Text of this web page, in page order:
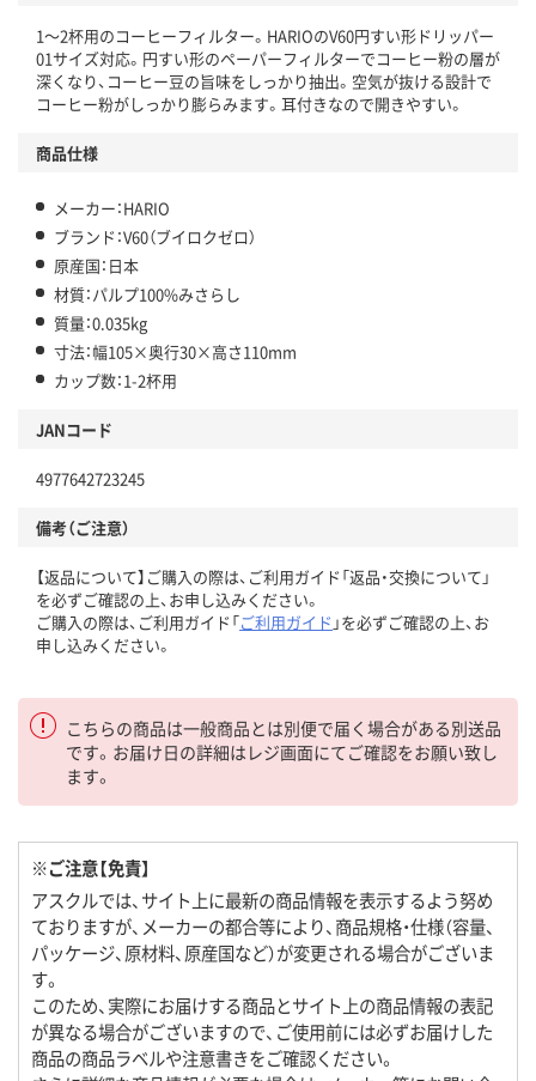
1～2杯用のコーヒーフィルター。HARIOのV60円すい形ドリッパー
01サイズ対応。円すい形のペーパーフィルターでコーヒー粉の層が
深くなり、コーヒー豆の旨味をしっかり抽出。空気が抜ける設計で
コーヒー粉がしっかり膨らみます。耳付きなので開きやすい。
商品仕様
メーカー：HARIO
ブランド：V60（ブイロクゼロ）
原産国：日本
材質：パルプ100%みさらし
質量：0.035kg
寸法：幅105×奥行30×高さ110mm
カップ数：1-2杯用
JANコード
4977642723245
備考（ご注意）
【返品について】ご購入の際は、ご利用ガイド「返品・交換について」
を必ずご確認の上、お申し込みください。
ご購入の際は、ご利用ガイド「ご利用ガイド 」を必ずご確認の上、お
申し込みください。
こちらの商品は一般商品とは別便で届く場合がある別送品
です。お届け日の詳細はレジ画面にてご確認をお願い致し
ます。
※ご注意【免責】
アスクルでは、サイト上に最新の商品情報を表示するよう努め
ておりますが、メーカーの都合等により、商品規格・仕様（容量、
パッケージ、原材料、原産国など）が変更される場合がございま
す。
このため、実際にお届けする商品とサイト上の商品情報の表記
が異なる場合がございますので、ご使用前には必ずお届けした
商品の商品ラベルや注意書きをご確認ください。